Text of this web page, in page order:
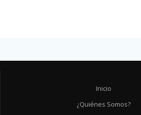
Inicio
¿Quiénes Somos?